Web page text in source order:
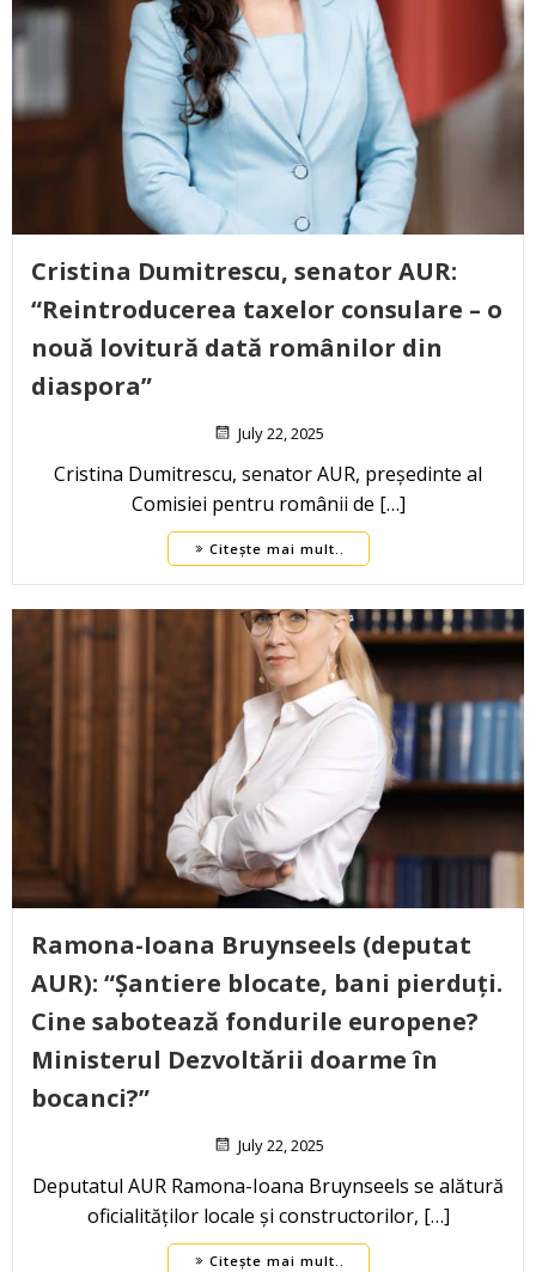
Cristina Dumitrescu, senator AUR:
“Reintroducerea taxelor consulare – o
nouă lovitură dată românilor din
diaspora”
July 22, 2025
Cristina Dumitrescu, senator AUR, președinte al
Comisiei pentru românii de […]
Citește mai mult..
Ramona-Ioana Bruynseels (deputat
AUR): “Șantiere blocate, bani pierduți.
Cine sabotează fondurile europene?
Ministerul Dezvoltării doarme în
bocanci?”
July 22, 2025
Deputatul AUR Ramona-Ioana Bruynseels se alătură
oficialităților locale și constructorilor, […]
Citește mai mult..